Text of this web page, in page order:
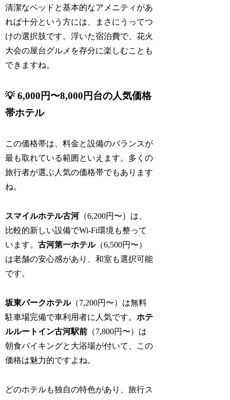
清潔なベッドと基本的なアメニティがあ
れば十分という方には、まさにうってつ
けの選択肢です。浮いた宿泊費で、花火
大会の屋台グルメを存分に楽しむことも
できますね。
💡 6,000円〜8,000円台の人気価格
帯ホテル
この価格帯は、料金と設備のバランスが
最も取れている範囲といえます。多くの
旅行者が選ぶ人気の価格帯でもあります
ね。
スマイルホテル古河（6,200円〜）は、
比較的新しい設備でWi-Fi環境も整って
います。古河第一ホテル（6,500円〜）
は老舗の安心感があり、和室も選択可能
です。
坂東パークホテル（7,200円〜）は無料
駐車場完備で車利用者に人気です。ホテ
ルルートイン古河駅前 （7,800円〜）は
朝食バイキングと大浴場が付いて、この
価格は魅力的ですよね。
どのホテルも独自の特色があり、旅行ス